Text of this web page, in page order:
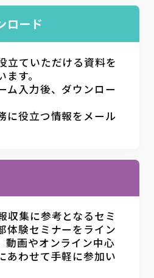
ロード
立ていただける資料を
す。
ム入力後、ダウンロー
に役立つ情報をメール
収集に参考となるセミ
体験セミナーをライン
動画やオンライン中心
あわせて手軽に参加い